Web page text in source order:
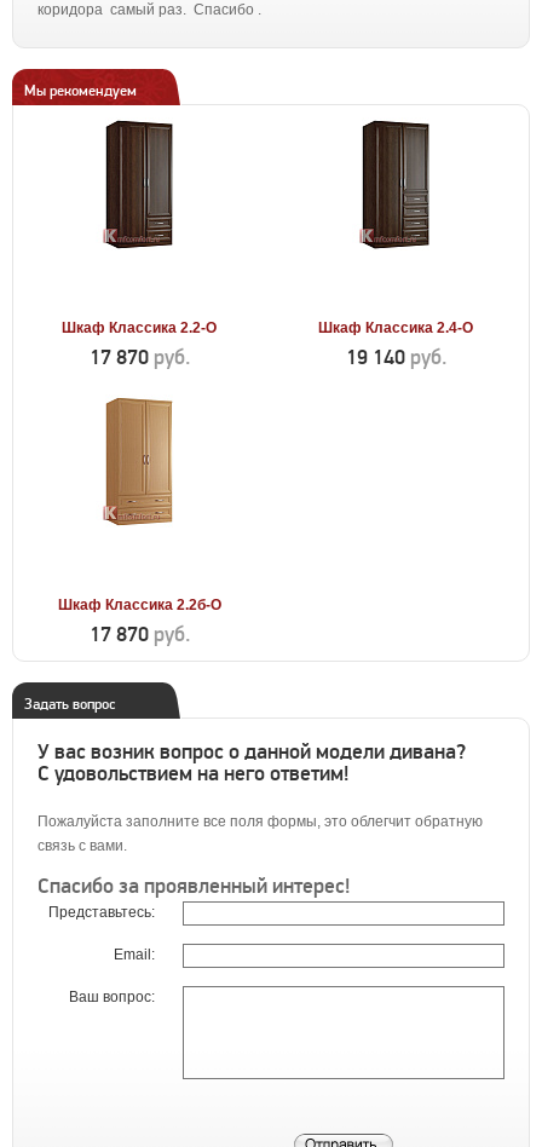
коридора самый раз. Спасибо .
Мы рекомендуем
Шкаф Классика 2.2-О
17 870 руб.
Шкаф Классика 2.4-О
19 140 руб.
Шкаф Классика 2.2б-О
17 870 руб.
Задать вопрос
У вас возник вопрос о данной модели дивана?
С удовольствием на него ответим!
Пожалуйста заполните все поля формы, это облегчит обратную
связь с вами.
Спасибо за проявленный интерес!
Представьтесь:
Email:
Ваш вопрос: